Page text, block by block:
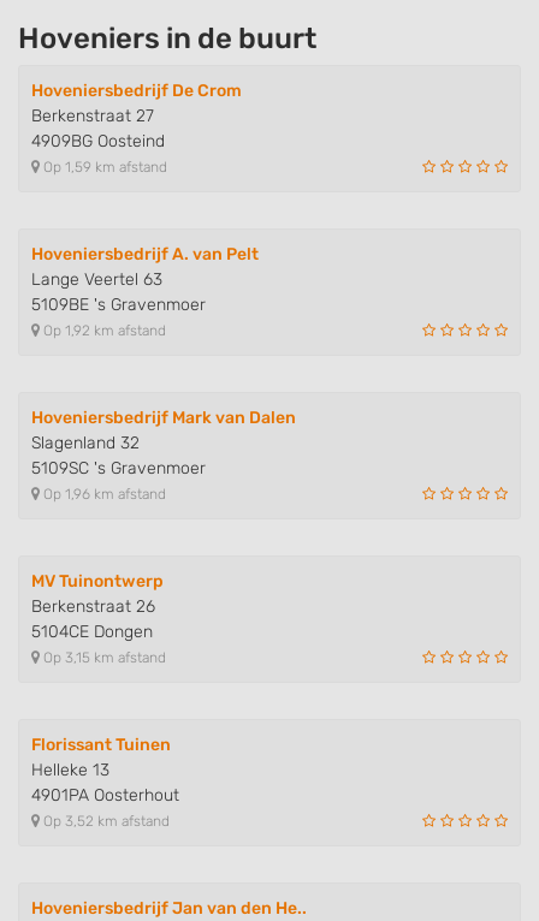
Hoveniers in de buurt
Hoveniersbedrijf De Crom
Berkenstraat 27
4909BG Oosteind
Op 1,59 km afstand
Hoveniersbedrijf A. van Pelt
Lange Veertel 63
5109BE 's Gravenmoer
Op 1,92 km afstand
Hoveniersbedrijf Mark van Dalen
Slagenland 32
5109SC 's Gravenmoer
Op 1,96 km afstand
MV Tuinontwerp
Berkenstraat 26
5104CE Dongen
Op 3,15 km afstand
Florissant Tuinen
Helleke 13
4901PA Oosterhout
Op 3,52 km afstand
Hoveniersbedrijf Jan van den He..